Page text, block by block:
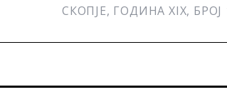
СКОПЈЕ, ГОДИНА XIX,